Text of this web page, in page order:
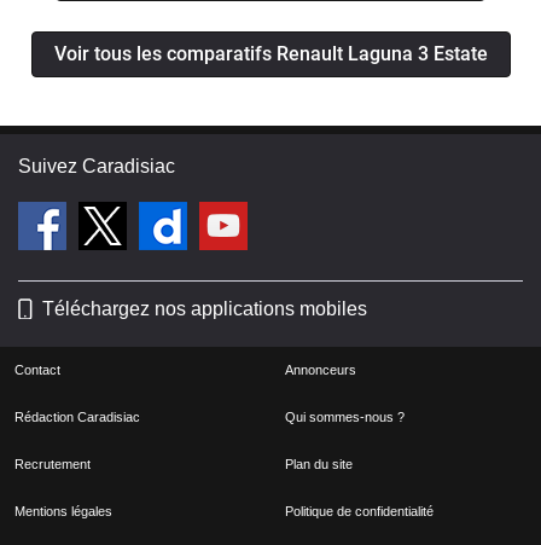
Voir tous les comparatifs Renault Laguna 3 Estate
Suivez Caradisiac
Téléchargez nos applications mobiles
Contact Annonceurs
Rédaction Caradisiac Qui sommes-nous ?
Recrutement Plan du site
Mentions légales Politique de confidentialité